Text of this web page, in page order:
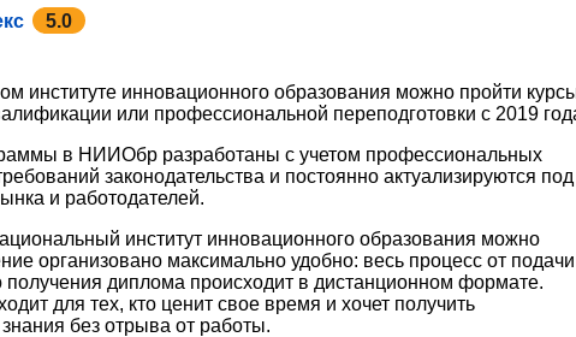
5.0
институте инновационного образования можно пройти
или профессиональной переподготовки с 2019
в НИИОбр разработаны с учетом профессиональных
законодательства и постоянно актуализируются под
и работодателей.
институт инновационного образования можно
организовано максимально удобно: весь процесс от подачи
получения диплома происходит в дистанционном формате.
для тех, кто ценит свое время и хочет получить
без отрыва от работы.